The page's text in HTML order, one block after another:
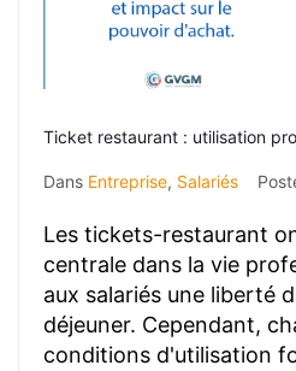
Ticket restaurant : utilisation
Dans Entreprise, Salariés
Les tickets-restaurant
centrale dans la vie
aux salariés une liberté
déjeuner. Cependant,
conditions d'utilisation